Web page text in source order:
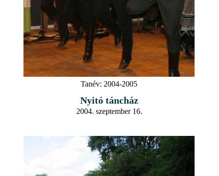
Tanév: 2004-2005
Nyitó táncház
2004. szeptember 16.